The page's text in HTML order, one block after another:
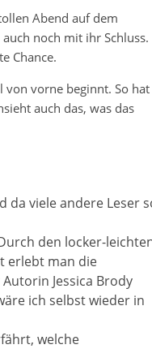
Abend auf dem
noch mit ihr Schluss.
Chance.
von vorne beginnt. So hat
auch das, was das
da viele andere Leser
den locker-
erlebt man die
Jessica Brody
ich selbst wieder in
welche